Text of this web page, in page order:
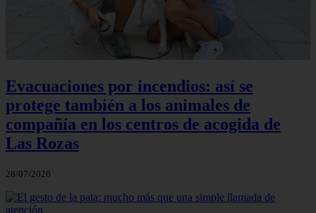
Evacuaciones por incendios: así se
protege también a los animales de
compañía en los centros de acogida de
Las Rozas
28/07/2026